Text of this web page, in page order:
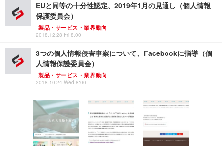
EUと同等の十分性認定、2019年1月の見通し（個人情報
保護委員会）
製品・サービス・業界動向
2018.12.28 Fri 8:00
3つの個人情報侵害事案について、Facebookに指導（個
人情報保護委員会）
製品・サービス・業界動向
2018.10.24 Wed 8:00